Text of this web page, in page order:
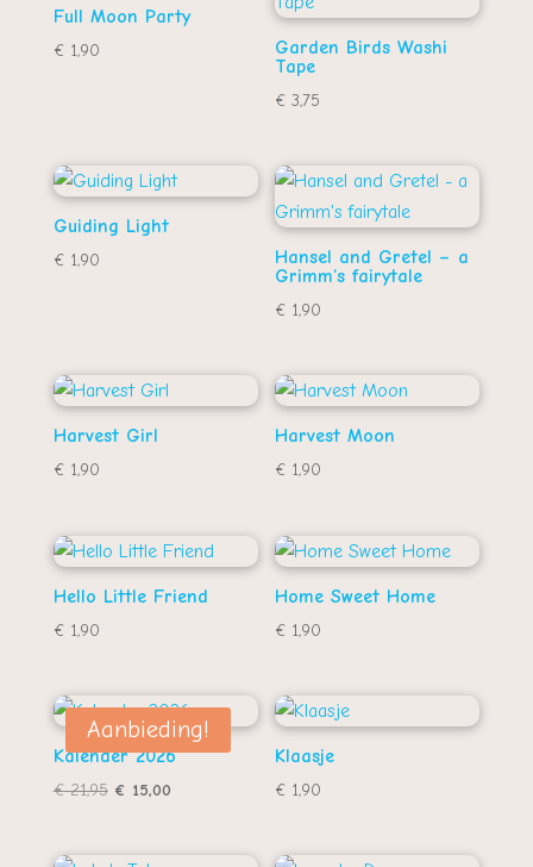
Full Moon Party
€1,90
Garden Birds Washi
Tape
€ 3,75
Guiding Light
€1,90
Hansel and Gretel – a
Grimm’s fairytale
€ 1,90
Harvest Girl
€1,90
Harvest Moon
€ 1,90
Hello Little Friend
€1,90
Home Sweet Home
€ 1,90
Aanbieding!
Kalender 2026
€21,95 Oorspronkelijke
€ 15,00Huidige
Klaasje
€ 1,90